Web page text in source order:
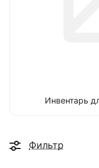
Инвентарь
Фильтр